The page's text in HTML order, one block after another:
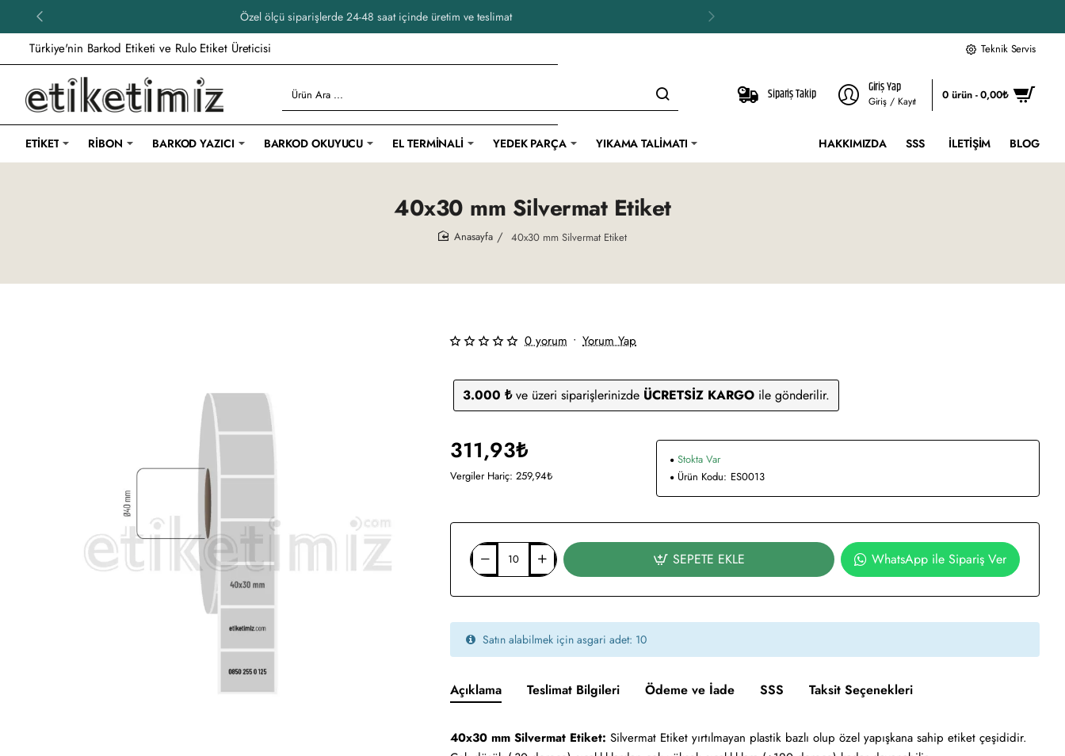
Özel ölçü siparişlerde 24-48 saat içinde üretim ve teslimat
Türkiye'nin Barkod Etiketi ve Rulo Etiket Üreticisi Teknik Servis
Ürün
Ara
...
Sipariş Takip Giriş Yap
Giriş / Kayıt 0 ürün - 0,00₺
ETIKET RIBON BARKOD YAZICI BARKOD OKUYUCU EL TERMINALI YEDEK PARÇA YIKAMA TALIMATI HAKKIMIZDA SSS İLETIŞIM BLOG
40x30 mm Silvermat Etiket
40x30 mm Silvermat Etiket
3.000 ₺ve üzeri siparişlerinizde ÜCRETSİZ KARGOile gönderilir.
0 yorum • Yorum Yap
311,93₺
Vergiler Hariç: 259,94₺
Stokta Var
Ürün Kodu: ES0013
SEPETE EKLE WhatsApp ile Sipariş Ver
Satın alabilmek için asgari adet: 10
Açıklama Teslimat Bilgileri Ödeme ve İade SSS Taksit Seçenekleri
40x30 mm Silvermat Etiket: Silvermat Etiket yırtılmayan plastik bazlı olup özel yapışkana sahip etiket çeşididir.